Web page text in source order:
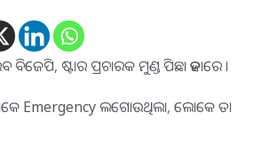
ବିଜେପି, ଷ୍ଟାର ପ୍ରଚାରକ ମୁଣ୍ଡ ପିଛା ହଜାରେ ।
Emergency ଲଗୋଉଥିଲା, ଲୋକେ ତା